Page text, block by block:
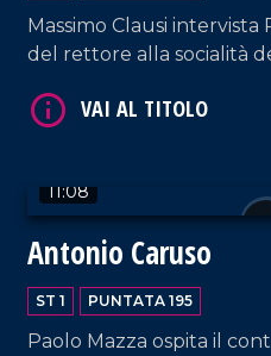
Massimo Clausi
del rettore alla socialità
11:08
Antonio Caruso
ST 1 PUNTATA 195
Paolo Mazza ospita il
VAI AL TITOLO
VAI AL TITOLO